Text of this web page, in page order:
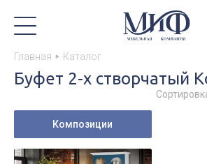
Главная Каталог
Буфет 2-х створчатый
Композиции